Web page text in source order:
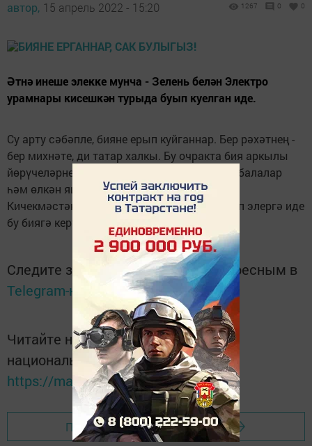
автор, 15 апрель 2022 - 15:20 1267 0 0
Әтнә инеше элекке мунча - Зелень белән Электро
урамнары кисешкән турыда буып куелган иде.
Су арту сәбәпле, бияне ерып куйганнар. Бер рәхәтнең -
бер михнәте, ди татар халкы. Бу очракта бия аркылы
йөрүчеләрне күз алдында тотуыбыз, аерча балалар
һәм өлкән яшьтәгеләр өчен куркыныч.
Кичекмәстән халыкны кисәтү игъланы язып элергә иде
бу биягә керү юлларына.
Следите за самым важным и интересным в
Telegram-канале
Татмедиа
Читайте новости Татарстана в
национальном мессенджере MАХ:
https://max.ru/tatmedia
Перейти на страницу новости